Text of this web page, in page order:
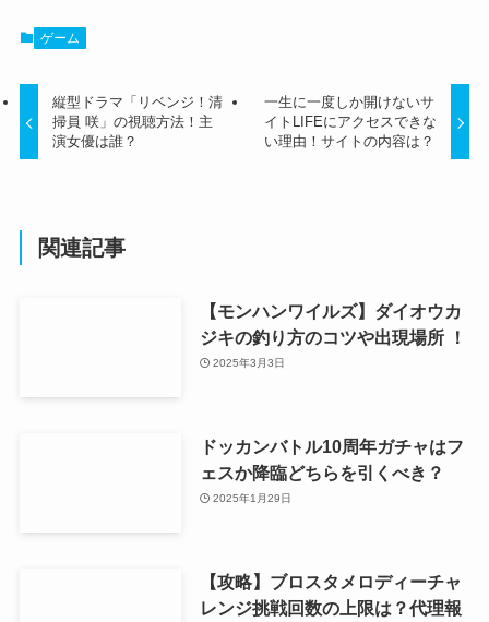
ゲーム
縦型ドラマ「リベンジ！清
掃員 咲」の視聴方法！主
演女優は誰？
一生に一度しか開けないサ
イトLIFEにアクセスできな
い理由！サイトの内容は？
関連記事
【モンハンワイルズ】ダイオウカ
ジキの釣り方のコツや出現場所 ！
2025年3月3日
ドッカンバトル10周年ガチャはフ
ェスか降臨どちらを引くべき？
2025年1月29日
【攻略】ブロスタメロディーチャ
レンジ挑戦回数の上限は？代理報